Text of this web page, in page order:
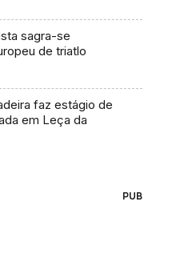
sagra-se
de triatlo
faz estágio de
em Leça da
PUB